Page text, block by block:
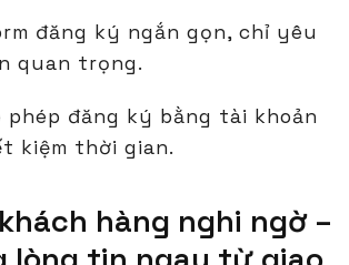
đăng ký ngắn gọn, chỉ yêu
quan trọng.
phép đăng ký bằng tài khoản
kiệm thời gian.
hàng nghi ngờ –